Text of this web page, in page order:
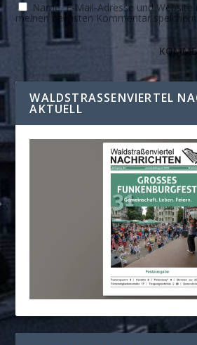
Name, E-Mail-Adresse und Website
meinen nächsten Kommentar
WALDSTRASSENVIERTEL
KTUELL